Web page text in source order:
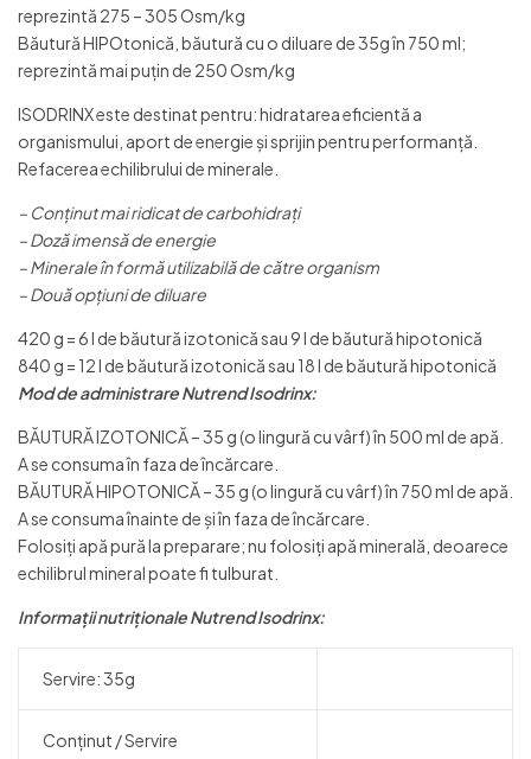
reprezintă 275 – 305 Osm/kg
Băutură HIPOtonică, băutură cu o diluare de 35g în 750 ml;
reprezintă mai puţin de 250 Osm/kg
ISODRINX este destinat pentru: hidratarea eficientă a
organismului, aport de energie şi sprijin pentru performanţă.
Refacerea echilibrului de minerale.
– Conţinut mai ridicat de carbohidraţi
– Doză imensă de energie
– Minerale în formă utilizabilă de către organism
– Două opţiuni de diluare
420 g = 6 l de băutură izotonică sau 9 l de băutură hipotonică
840 g = 12 l de băutură izotonică sau 18 l de băutură hipotonică
Mod de administrare Nutrend Isodrinx:
BĂUTURĂ IZOTONICĂ – 35 g (o lingură cu vârf) în 500 ml de apă.
A se consuma în faza de încărcare.
BĂUTURĂ HIPOTONICĂ – 35 g (o lingură cu vârf) în 750 ml de apă.
A se consuma înainte de şi în faza de încărcare.
Folosiţi apă pură la preparare; nu folosiţi apă minerală, deoarece
echilibrul mineral poate fi tulburat.
Informaţii nutriţionale Nutrend Isodrinx:
Servire: 35g
Conţinut / Servire